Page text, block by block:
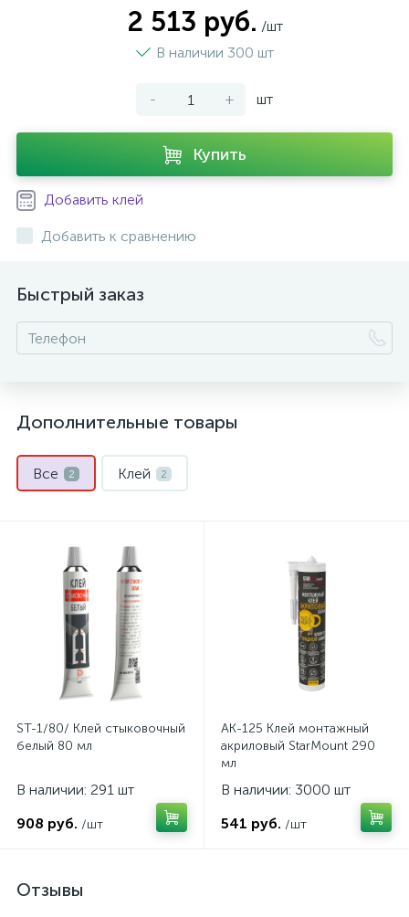
2 513 руб. /шт
В наличии 300 шт
- + шт
Купить
Добавить клей
Добавить к сравнению
Быстрый заказ
Дополнительные товары
Все 2 Клей 2
ST-1/80/ Клей стыковочный
белый 80 мл
В наличии: 291 шт
908 руб. /шт
AK-125 Клей монтажный
акриловый StarMount 290
мл
В наличии: 3000 шт
541 руб. /шт
Отзывы